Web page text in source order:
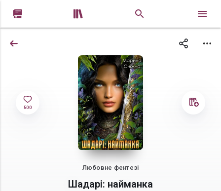
 
500
Любовне фентезі
Шадарі: найманка